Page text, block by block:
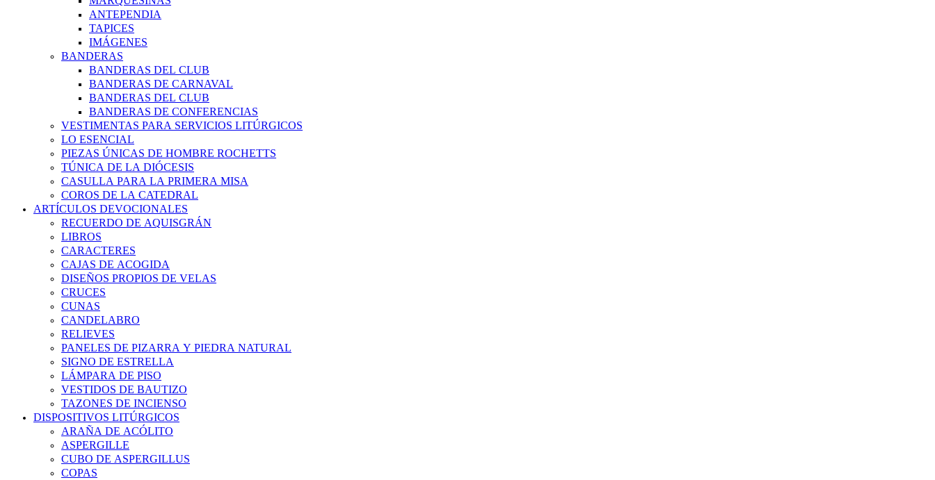
ANTEPENDIA
TAPICES
IMÁGENES
BANDERAS
BANDERAS DEL CLUB
BANDERAS DE CARNAVAL
BANDERAS DEL CLUB
BANDERAS DE CONFERENCIAS
VESTIMENTAS PARA SERVICIOS LITÚRGICOS
LO ESENCIAL
PIEZAS ÚNICAS DE HOMBRE ROCHETTS
TÚNICA DE LA DIÓCESIS
CASULLA PARA LA PRIMERA MISA
COROS DE LA CATEDRAL
ARTÍCULOS DEVOCIONALES
RECUERDO DE AQUISGRÁN
LIBROS
CARACTERES
CAJAS DE ACOGIDA
DISEÑOS PROPIOS DE VELAS
CRUCES
CUNAS
CANDELABRO
RELIEVES
PANELES DE PIZARRA Y PIEDRA NATURAL
SIGNO DE ESTRELLA
LÁMPARA DE PISO
VESTIDOS DE BAUTIZO
TAZONES DE INCIENSO
DISPOSITIVOS LITÚRGICOS
ARAÑA DE ACÓLITO
ASPERGILLE
CUBO DE ASPERGILLUS
COPAS